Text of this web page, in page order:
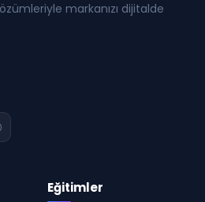
markanızı dijitalde
Eğitimler